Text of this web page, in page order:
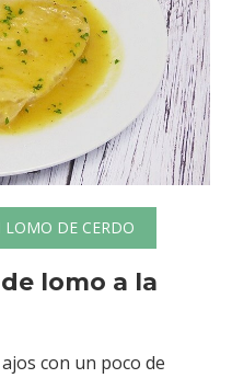
LOMO DE CERDO
lomo a la
con un poco de